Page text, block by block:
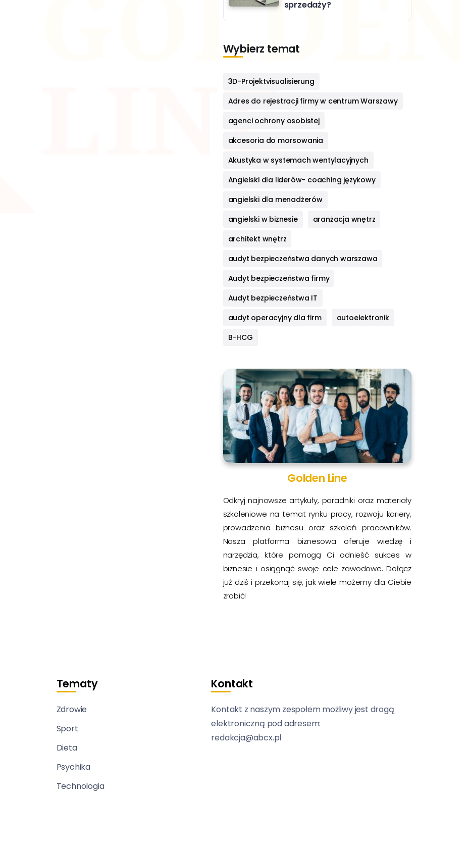
sprzedaży?
Wybierz temat
3D-Projektvisualisierung
Adres do rejestracji firmy w centrum Warszawy
agenci ochrony osobistej
akcesoria do morsowania
Akustyka w systemach wentylacyjnych
Angielski dla liderów- coaching językowy
angielski dla menadżerów
angielski w biznesie
aranżacja wnętrz
architekt wnętrz
audyt bezpieczeństwa danych warszawa
Audyt bezpieczeństwa firmy
Audyt bezpieczeństwa IT
audyt operacyjny dla firm
autoelektronik
B-HCG
Golden Line
Odkryj najnowsze artykuły, poradniki oraz materiały
szkoleniowe na temat rynku pracy, rozwoju kariery,
prowadzenia biznesu oraz szkoleń pracowników.
Nasza platforma biznesowa oferuje wiedzę i
narzędzia, które pomogą Ci odnieść sukces w
biznesie i osiągnąć swoje cele zawodowe. Dołącz
już dziś i przekonaj się, jak wiele możemy dla Ciebie
zrobić!
Tematy
Zdrowie
Sport
Dieta
Psychika
Technologia
Kontakt
Kontakt z naszym zespołem możliwy jest drogą
elektroniczną pod adresem:
redakcja@abcx.pl